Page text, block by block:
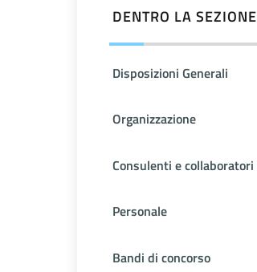
DENTRO LA SEZIONE
Disposizioni Generali
Organizzazione
Consulenti e collaboratori
Personale
Bandi di concorso